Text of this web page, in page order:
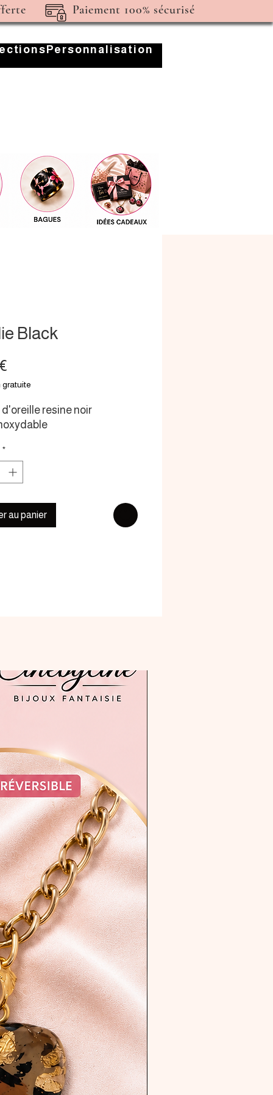
Paiement 100% sécurisé
Personnalisation
Black
gratuite
d'oreille resine noir
*
au panier